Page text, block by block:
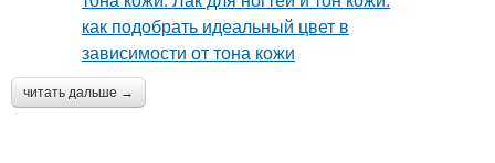
читать дальше →